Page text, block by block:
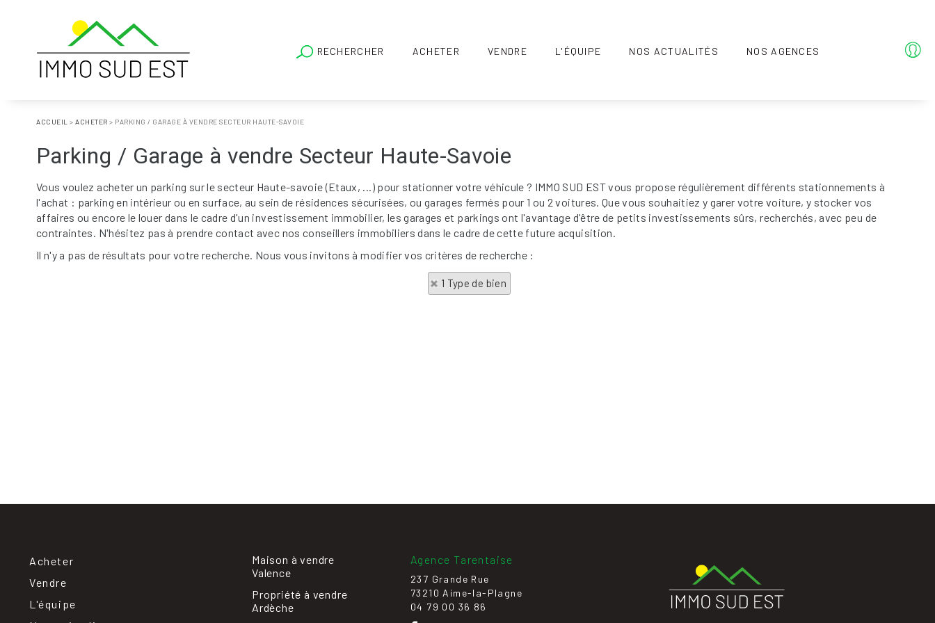
RECHERCHER ACHETER VENDRE L'ÉQUIPE NOS ACTUALITÉS NOS AGENCES
ACCUEIL > ACHETER > PARKING / GARAGE À VENDRE SECTEUR HAUTE-SAVOIE
Parking / Garage à vendre Secteur Haute-Savoie
Vous voulez acheter un parking sur le secteur Haute-savoie (Etaux, ...) pour stationner votre véhicule ? IMMO SUD EST vous propose régulièrement différents stationnements à
l'achat : parking en intérieur ou en surface, au sein de résidences sécurisées, ou garages fermés pour 1 ou 2 voitures. Que vous souhaitiez y garer votre voiture, y stocker vos
affaires ou encore le louer dans le cadre d'un investissement immobilier, les garages et parkings ont l'avantage d'être de petits investissements sûrs, recherchés, avec peu de
contraintes. N'hésitez pas à prendre contact avec nos conseillers immobiliers dans le cadre de cette future acquisition.
Il n'y a pas de résultats pour votre recherche. Nous vous invitons à modifier vos critères de recherche :
1 Type de bien
Acheter
Vendre
L'équipe
Maison à vendre
Valence
Propriété à vendre
Ardèche
Agence Tarentaise
237 Grande Rue
73210 Aime-la-Plagne
04 79 00 36 86